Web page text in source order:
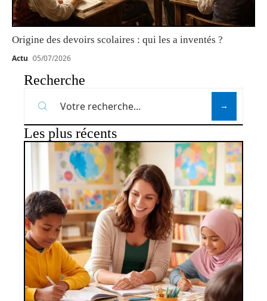
Origine des devoirs scolaires : qui les a inventés ?
Actu 05/07/2026
Recherche
Les plus récents